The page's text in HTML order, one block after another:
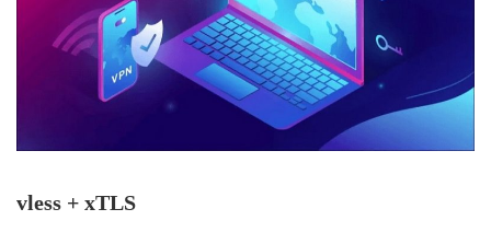
vless + xTLS